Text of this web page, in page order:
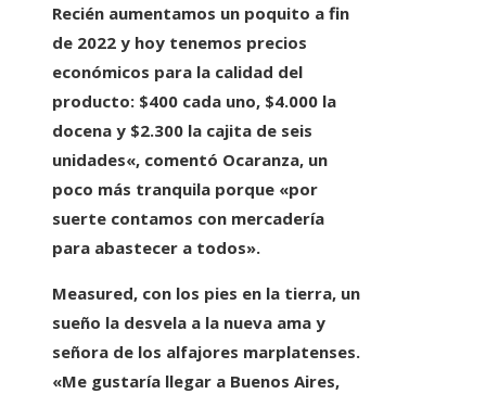
Recién aumentamos un poquito a fin
de 2022 y hoy tenemos precios
económicos para la calidad del
producto: $400 cada uno, $4.000 la
docena y $2.300 la cajita de seis
unidades«, comentó Ocaranza, un
poco más tranquila porque «por
suerte contamos con mercadería
para abastecer a todos».
Measured, con los pies en la tierra, un
sueño la desvela a la nueva ama y
señora de los alfajores marplatenses.
«Me gustaría llegar a Buenos Aires,